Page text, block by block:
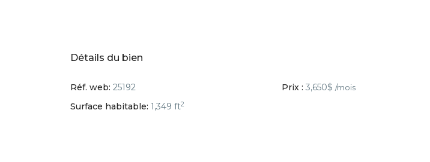
Détails du bien
Réf. web: 25192 Prix : 3,650$ /mois
Surface habitable: 1,349 ft2